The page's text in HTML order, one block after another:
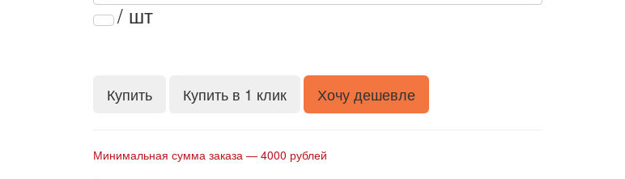
/ шт
Купить Купить в 1 клик Хочу дешевле
Минимальная сумма заказа — 4000 рублей